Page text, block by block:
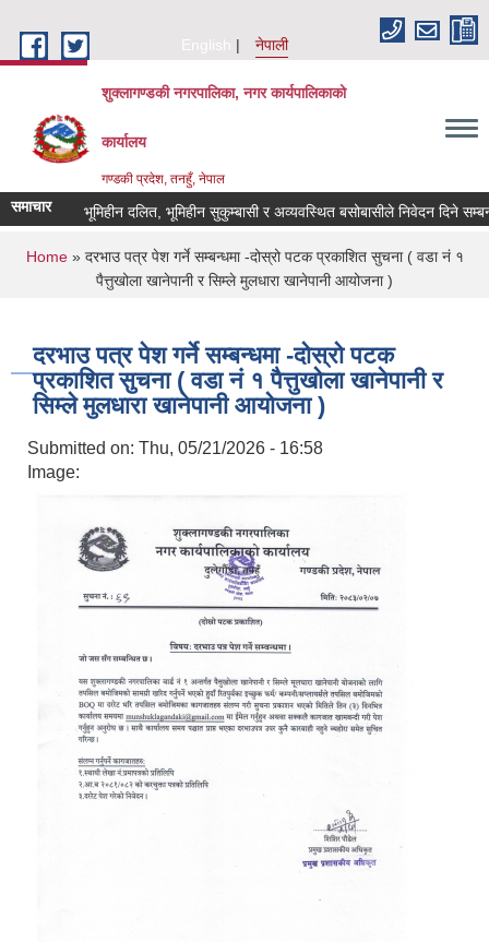
English
नेपाली
शुक्लागण्डकी नगरपालिका, नगर कार्यपालिकाको
कार्यालय
गण्डकी प्रदेश, तनहुँ, नेपाल
समाचारभूमिहीन दलित, भूमिहीन सुकुम्बासी र अव्यवस्थित बसोबासीले निवेदन दिने सम्बन्धी
You are here
Home» दरभाउ पत्र पेश गर्ने सम्बन्धमा -दोस्रो पटक प्रकाशित सुचना ( वडा नं १
पैत्तुखोला खानेपानी र सिम्ले मुलधारा खानेपानी आयोजना )
दरभाउ पत्र पेश गर्ने सम्बन्धमा -दोस्रो पटक
प्रकाशित सुचना ( वडा नं १ पैत्तुखोला खानेपानी र
सिम्ले मुलधारा खानेपानी आयोजना )
Submitted on: Thu, 05/21/2026 - 16:58
Image: